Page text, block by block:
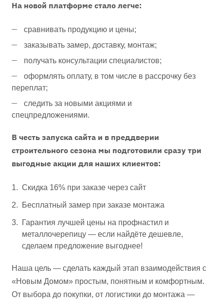
На новой платформе стало легче:
сравнивать продукцию и цены;
заказывать замер, доставку, монтаж;
получать консультации специалистов;
оформлять оплату, в том числе в рассрочку без
переплат;
следить за новыми акциями и
спецпредложениями.
В честь запуска сайта и в преддверии
строительного сезона мы подготовили сразу три
выгодные акции для наших клиентов:
Скидка 16% при заказе через сайт
Бесплатный замер при заказе монтажа
Гарантия лучшей цены на профнастил и
металлочерепицу — если найдёте дешевле,
сделаем предложение выгоднее!
Наша цель — сделать каждый этап взаимодействия с
«Новым Домом» простым, понятным и комфортным.
От выбора до покупки, от логистики до монтажа —